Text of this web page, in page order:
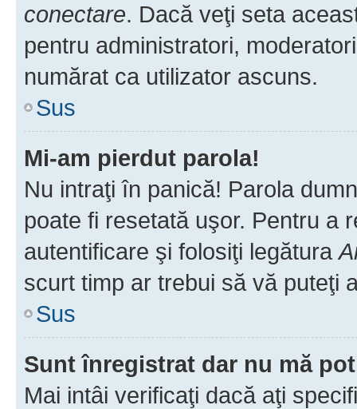
conectare. Dacă veţi seta
pentru administratori,
numărat ca utilizator ascuns.
Sus
Mi-am pierdut parola!
Nu intraţi în panică! Parola
poate fi resetată uşor. Pentru a
autentificare şi folosiţi legătura
scurt timp ar trebui să vă puteţi
Sus
Sunt înregistrat dar nu mă
Mai intâi verificaţi dacă aţi